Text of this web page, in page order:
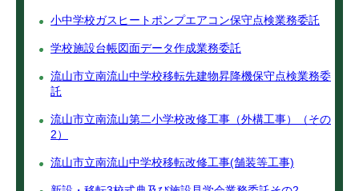
小中学校ガスヒートポンプエアコン保守点検業務委託
学校施設台帳図面データ作成業務委託
流山市立南流山中学校移転先建物昇降機保守点検業務委
託
流山市立南流山第二小学校改修工事（外構工事）（その
2）
流山市立南流山中学校移転改修工事(舗装等工事)